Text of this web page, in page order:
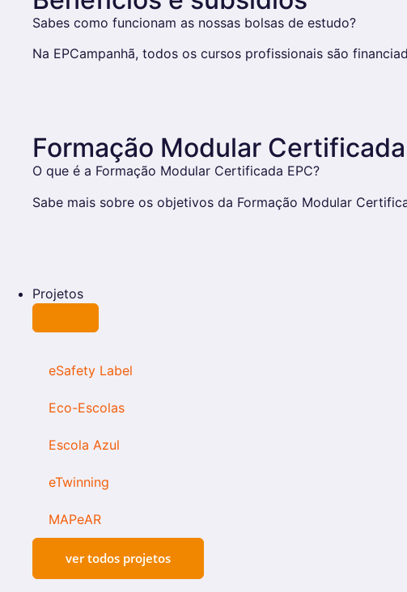
Sabes como funcionam as nossas bolsas de estudo?
Na EPCampanhã, todos os cursos profissionais são
Formação Modular Certificada
O que é a Formação Modular Certificada EPC?
Sabe mais sobre os objetivos da Formação Modular
Projetos
eSafety Label
Eco-Escolas
Escola Azul
eTwinning
MAPeAR
ver todos projetos